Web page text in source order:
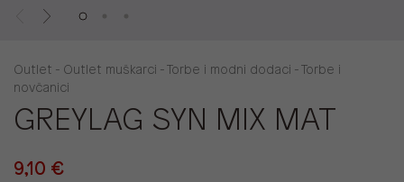
Outlet - Outlet muškarci - Torbe i modni dodaci - Torbe i
novčanici
GREYLAG SYN MIX MAT
9,10 €